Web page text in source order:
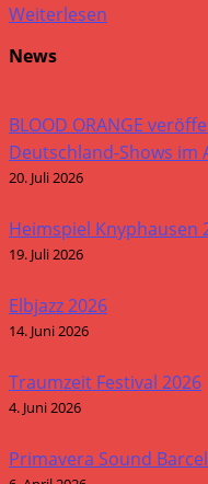
Weiterlesen
News
BLOOD ORANGE
Deutschland-Shows im
20. Juli 2026
Heimspiel Knyphausen
19. Juli 2026
Elbjazz 2026
14. Juni 2026
Traumzeit Festival 2026
4. Juni 2026
Primavera Sound